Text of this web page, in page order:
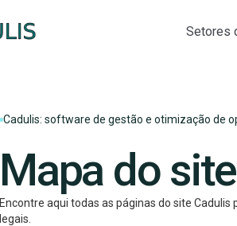
Setores
Cadulis: software de gestão e otimização de
Mapa do
Encontre aqui todas as páginas do site
legais.